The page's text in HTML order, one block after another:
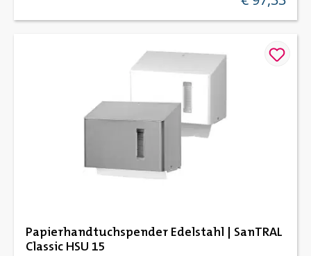
Papierhandtuchspender Edelstahl | SanTRAL
Classic HSU 15